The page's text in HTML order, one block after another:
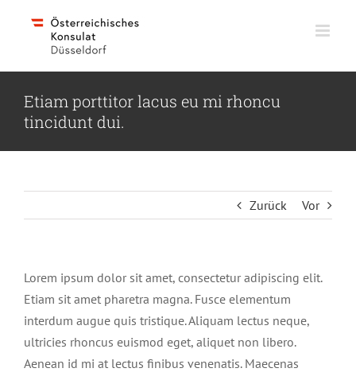
Etiam porttitor lacus eu mi rhoncu
tincidunt dui.
Zurück Vor
Lorem ipsum dolor sit amet, consectetur adipiscing elit.
Etiam sit amet pharetra magna. Fusce elementum
interdum augue quis tristique. Aliquam lectus neque,
ultricies rhoncus euismod eget, aliquet non libero.
Aenean id mi at lectus finibus venenatis. Maecenas